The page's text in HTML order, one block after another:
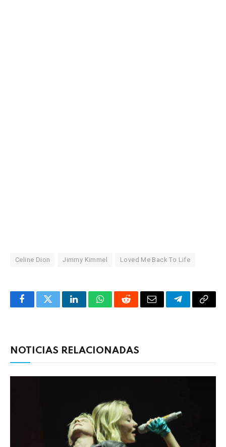
Celine Dion Jimmy Kimmel Loved Me Back To Life
FacebookTwitterLinkedInWhatsAppRedditCorreoTelegrama
NOTICIAS RELACIONADAS